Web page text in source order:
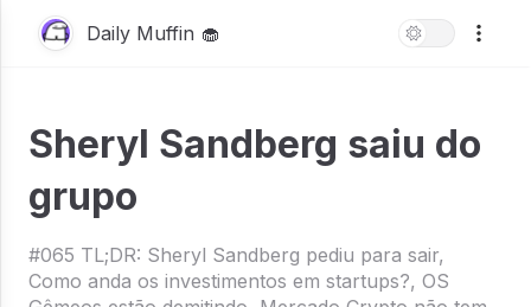
Daily Muffin 🧁
Sheryl Sandberg saiu do
grupo
#065 TL;DR: Sheryl Sandberg pediu para sair,
Como anda os investimentos em startups?, OS